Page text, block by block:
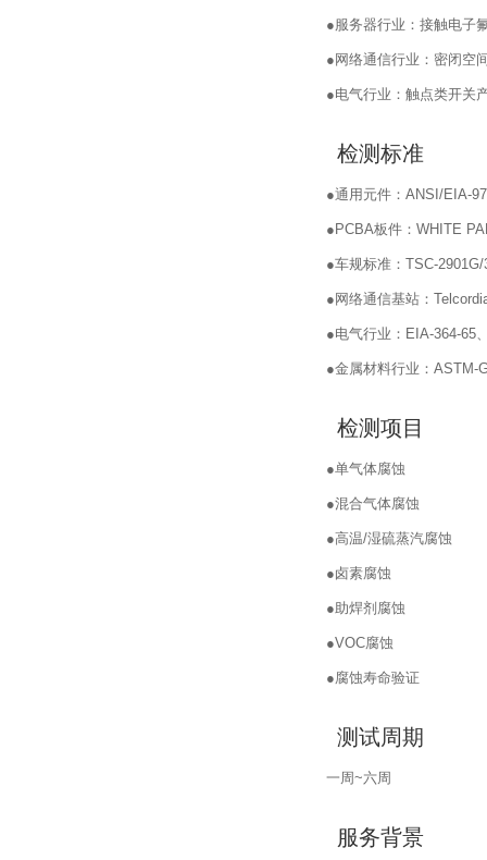
●服务器行业：接触电子
● 网络通信行业：密闭空
●电气行业：触点类开关
检测标准
●通用元件：ANSI/EIA-
● PCBA板件：WHITE
●车规标准：TSC-
● 网络通信基站：
●电气行业：EIA-364-65
●金属材料行业：ASTM-
检测项目
●单气体腐蚀
●混合气体腐蚀
●高温/湿硫蒸汽腐蚀
●卤素腐蚀
●助焊剂腐蚀
●VOC腐蚀
●腐蚀寿命验证
测试周期
一周~六周
服务背景